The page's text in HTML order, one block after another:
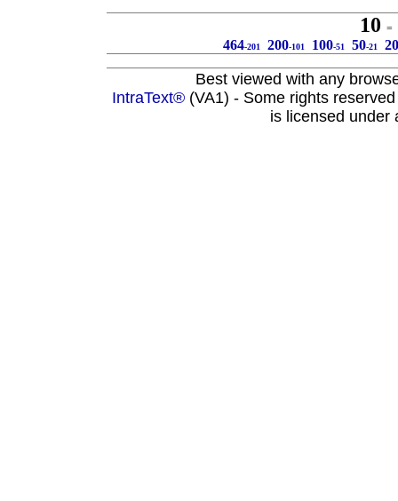
10 =
464-201 200-101 100-51 50-21 20
Best viewed with any
IntraText®(VA1) - Some rights
is licensed under